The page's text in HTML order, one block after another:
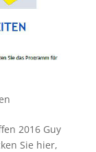
2016 Guy
Sie hier,